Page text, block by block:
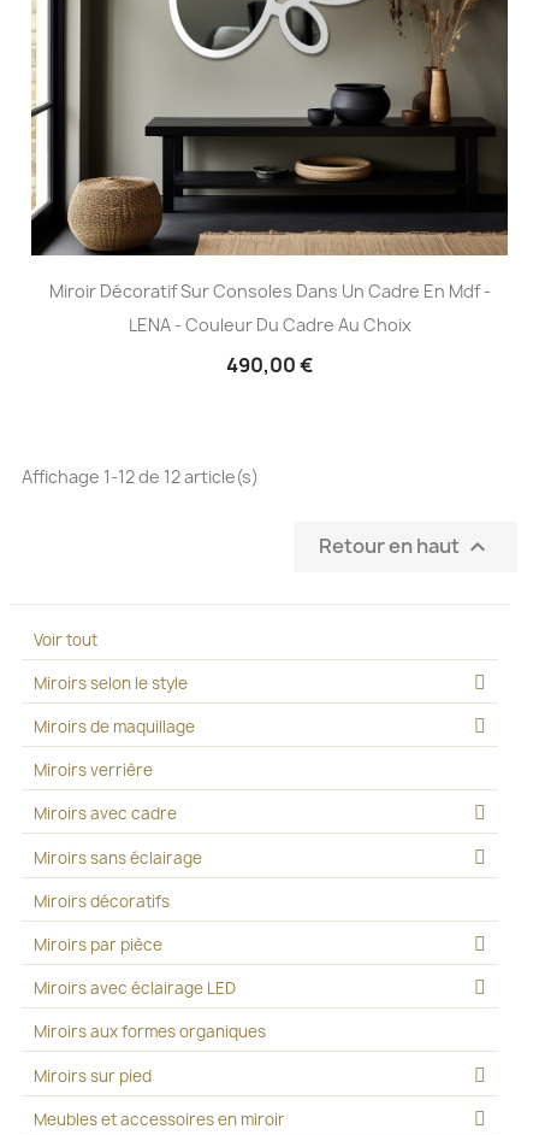
Voir tout
Miroirs selon le style
Miroirs de maquillage
Miroirs verrière
Miroirs avec cadre
Miroirs sans éclairage
Miroirs décoratifs
Miroirs par pièce
Miroirs avec éclairage LED
Miroirs aux formes organiques
Miroirs sur pied
Meubles et accessoires en miroir
Miroir Décoratif Sur Consoles Dans Un Cadre En Mdf -
LENA - Couleur Du Cadre Au Choix
490,00 €
Affichage 1-12 de 12 article(s)
Retour en haut 